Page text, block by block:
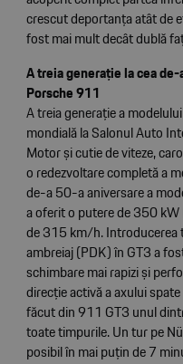
crescut deportanța atât de
fost mai mult decât dublă
A treia generație la cea
Porsche 911
A treia generație a
mondială la Salonul Auto
Motor și cutie de viteze,
o redezvoltare completă a
de-a 50-a aniversare a
a oferit o putere de 350
de 315 km/h. Introducerea
ambreiaj (PDK) în GT3 a
schimbare mai rapizi și
direcție activă a axului
făcut din 911 GT3 unul
toate timpurile. Un tur pe
posibil în mai puțin de 7